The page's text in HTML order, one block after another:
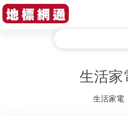
生活家
生活家電